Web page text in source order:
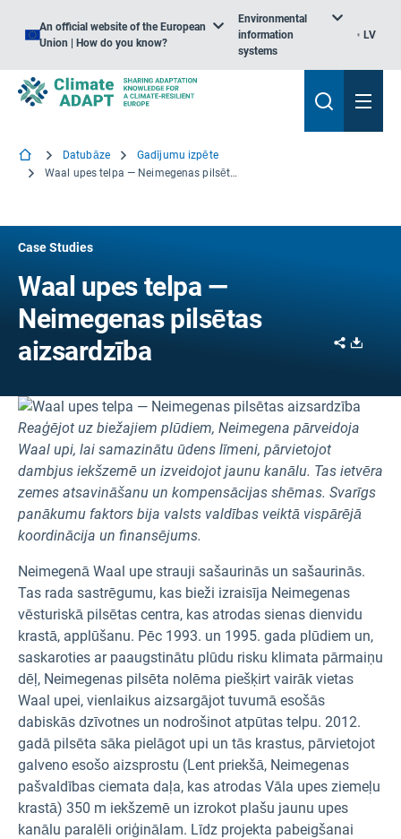
An official website of the European
Union | How do you know?
Environmental
information
systems
LV
Datubāze
Gadījumu izpēte
Waal upes telpa — Neimegenas pilsētas aizsardzība
Case Studies
Waal upes telpa —
Neimegenas pilsētas
aizsardzība
Share
Reaģējot uz biežajiem plūdiem, Neimegena pārveidoja
Waal upi, lai samazinātu ūdens līmeni, pārvietojot
dambjus iekšzemē un izveidojot jaunu kanālu. Tas ietvēra
zemes atsavināšanu un kompensācijas shēmas. Svarīgs
panākumu faktors bija valsts valdības veiktā vispārējā
koordinācija un finansējums.
Neimegenā Waal upe strauji sašaurinās un sašaurinās.
Tas rada sastrēgumu, kas bieži izraisīja Neimegenas
vēsturiskā pilsētas centra, kas atrodas sienas dienvidu
krastā, applūšanu. Pēc 1993. un 1995. gada plūdiem un,
saskaroties ar paaugstinātu plūdu risku klimata pārmaiņu
dēļ, Neimegenas pilsēta nolēma piešķirt vairāk vietas
Waal upei, vienlaikus aizsargājot tuvumā esošās
dabiskās dzīvotnes un nodrošinot atpūtas telpu. 2012.
gadā pilsēta sāka pielāgot upi un tās krastus, pārvietojot
galveno esošo aizsprostu (Lent priekšā, Neimegenas
pašvaldības ciemata daļa, kas atrodas Vāla upes ziemeļu
krastā) 350 m iekšzemē un izrokot plašu jaunu upes
kanālu paralēli oriģinālam. Līdz projekta pabeigšanai